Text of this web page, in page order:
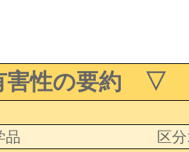
性の要約 ▽
品
区